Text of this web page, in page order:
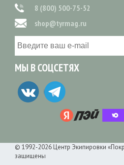
8 (800) 500-75-52
shop@tyrmag.ru
МЫ В СОЦСЕТЯХ
© 1992-2026 Центр Экипировки
защищены